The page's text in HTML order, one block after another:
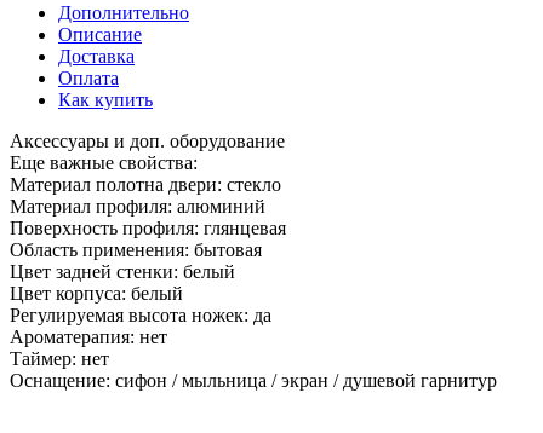
Дополнительно
Описание
Доставка
Оплата
Как купить
Аксессуары и доп. оборудование
Еще важные свойства:
Материал полотна двери: стекло
Материал профиля: алюминий
Поверхность профиля: глянцевая
Область применения: бытовая
Цвет задней стенки: белый
Цвет корпуса: белый
Регулируемая высота ножек: да
Ароматерапия: нет
Таймер: нет
Оснащение: сифон / мыльница / экран / душевой гарнитур